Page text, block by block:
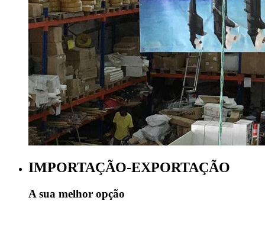
IMPORTAÇÃO-EXPORTAÇÃO
A sua melhor opção